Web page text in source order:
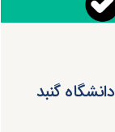
پذیرش ارشد استعداد درخشان ۹۸ دانشگاه گنبد